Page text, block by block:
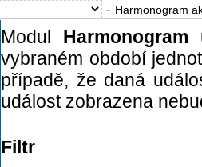
- Harmonogram
Modul Harmonogram
vybraném období
případě, že daná
událost zobrazena
Filtr